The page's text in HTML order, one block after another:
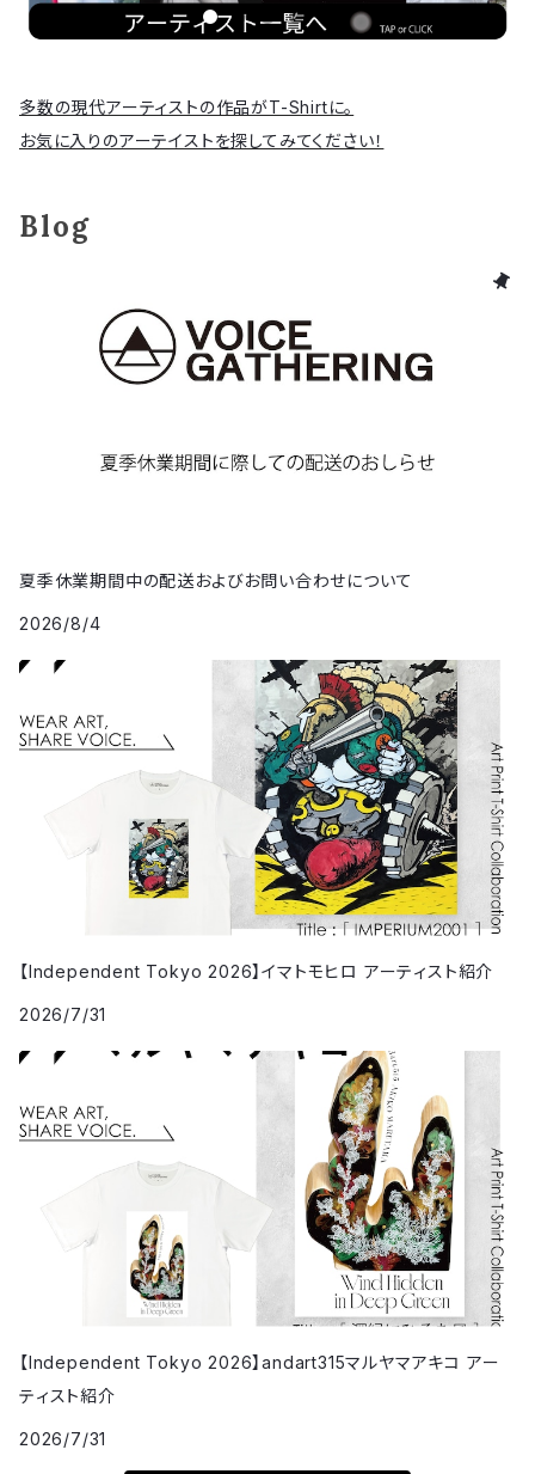
多数の現代アーティストの作品がT-Shirtに。
お気に入りのアーテイストを探してみてください！
Blog
夏季休業期間中の配送およびお問い合わせについて
2026/8/4
【Independent Tokyo 2026】イマトモヒロ アーティスト紹介
2026/7/31
【Independent Tokyo 2026】andart315マルヤマアキコ アー
ティスト紹介
2026/7/31